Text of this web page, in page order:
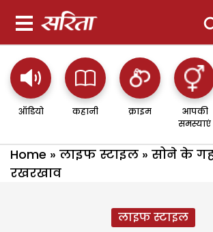
ऑडियो कहानी क्राइम
आपकी
समस्याएं
Home » लाइफ स्टाइल » सोने के
रखरखाव
लाइफ स्टाइल